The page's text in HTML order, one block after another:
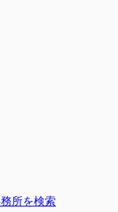
所を検索